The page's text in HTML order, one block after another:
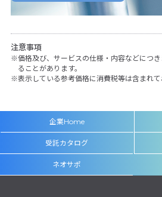
注意事項
価格及び、サービスの仕様・内容などにつ
ることがあります。
表示している参考価格に消費税等は含まれて
企業Home
受託カタログ
ネオサポ